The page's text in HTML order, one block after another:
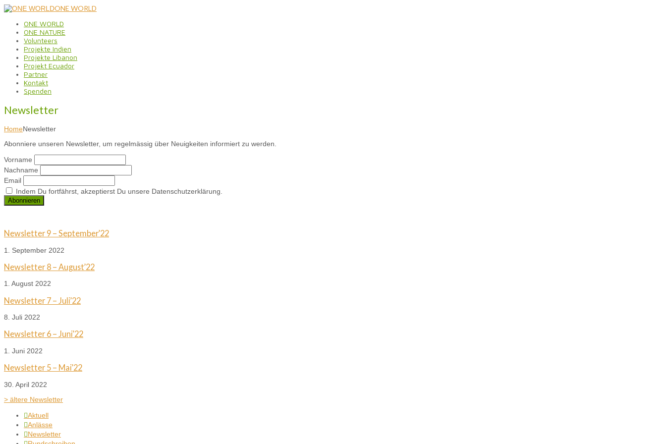
ONE WORLD
ONE WORLD
ONE NATURE
Volunteers
Projekte Indien
Projekte Libanon
Projekt Ecuador
Partner
Kontakt
Spenden
Newsletter
HomeNewsletter
Abonniere unseren Newsletter, um regelmässig über Neuigkeiten informiert zu werden.
Vorname
Nachname
Email
Indem Du fortfährst, akzeptierst Du unsere Datenschutzerklärung.
Newsletter 9 – September’22
1. September 2022
Newsletter 8 – August’22
1. August 2022
Newsletter 7 – Juli’22
8. Juli 2022
Newsletter 6 – Juni’22
1. Juni 2022
Newsletter 5 – Mai’22
30. April 2022
> ältere Newsletter
Aktuell
Anlässe
Newsletter